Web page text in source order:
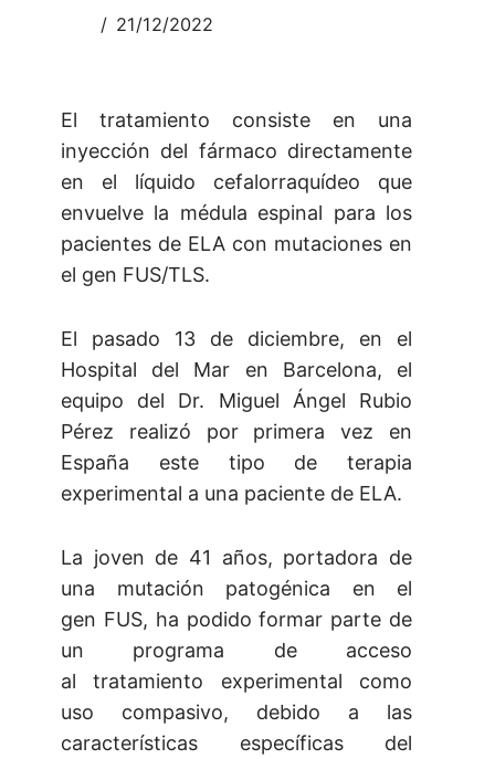
21/12/2022
El tratamiento consiste en una
inyección del fármaco directamente
en el líquido cefalorraquídeo que
envuelve la médula espinal para los
pacientes de ELA con mutaciones en
el gen FUS/TLS.
El pasado 13 de diciembre, en el
Hospital del Mar en Barcelona, el
equipo del Dr. Miguel Ángel Rubio
Pérez realizó por primera vez en
España este tipo de terapia
experimental a una paciente de ELA.
La joven de 41 años, portadora de
una mutación patogénica en el
gen FUS, ha podido formar parte de
un programa de acceso
al tratamiento experimental como
uso compasivo, debido a las
características específicas del